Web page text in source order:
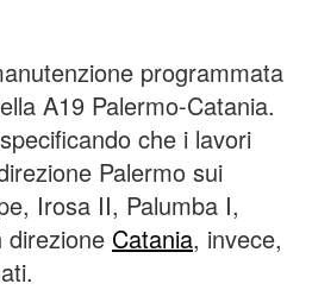
programmata
A19 Palermo-Catania.
che i lavori
Palermo sui
Irosa II, Palumba I,
direzione Catania, invece,